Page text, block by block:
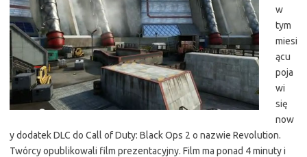
w
tym
miesi
ącu
poja
wi
się
now
y dodatek DLC do Call of Duty: Black Ops 2 o nazwie Revolution.
Twórcy opublikowali film prezentacyjny. Film ma ponad 4 minuty i